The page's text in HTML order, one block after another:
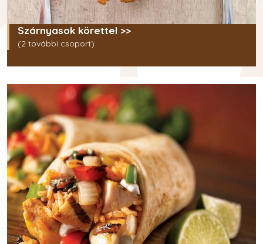
Szárnyasok körettel >>
(2 további csoport)